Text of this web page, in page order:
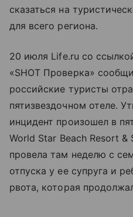
сказаться на
для всего региона.
20 июля Life.ru со
«SHOT Проверка»
российские туристы
пятизвездочном отеле.
инцидент произошел в
World Star Beach Resort &
провела там неделю с
отпуска у ее супруга и
рвота, которая